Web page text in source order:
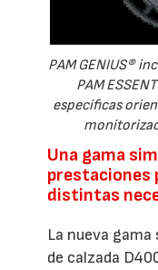
PAM GENIUS®
PAM
específicas
Una gama
prestaciones
distintas
La nueva
de calzada